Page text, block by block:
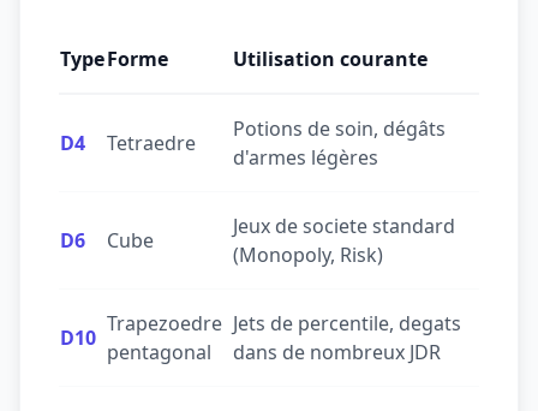
TypeForme Utilisation courante
D4 Tetraedre
Potions de soin, dégâts
d'armes légères
D6 Cube
Jeux de societe standard
(Monopoly, Risk)
D10
Trapezoedre
pentagonal
Jets de percentile, degats
dans de nombreux JDR